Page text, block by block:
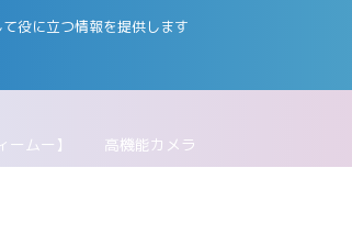
役に立つ情報を提供します
パリ五輪
ムー】
高機能カメラ